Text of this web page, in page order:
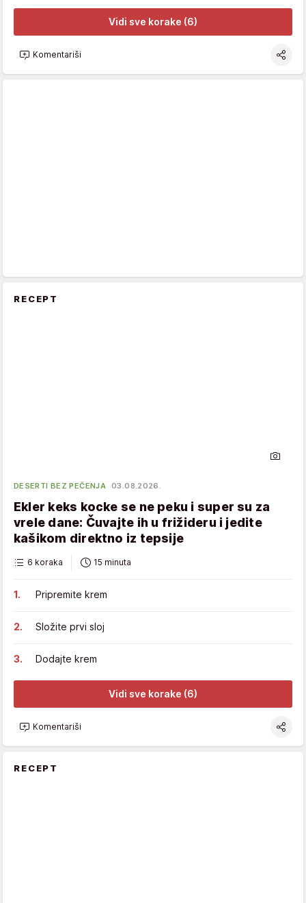
Vidi sve korake (6)
Komentariši
RECEPT
DESERTI BEZ PEČENJA 03.08.2026.
Ekler keks kocke se ne peku i super su za
vrele dane: Čuvajte ih u frižideru i jedite
kašikom direktno iz tepsije
6 koraka 15 minuta
Pripremite krem
Složite prvi sloj
Dodajte krem
Vidi sve korake (6)
Komentariši
RECEPT